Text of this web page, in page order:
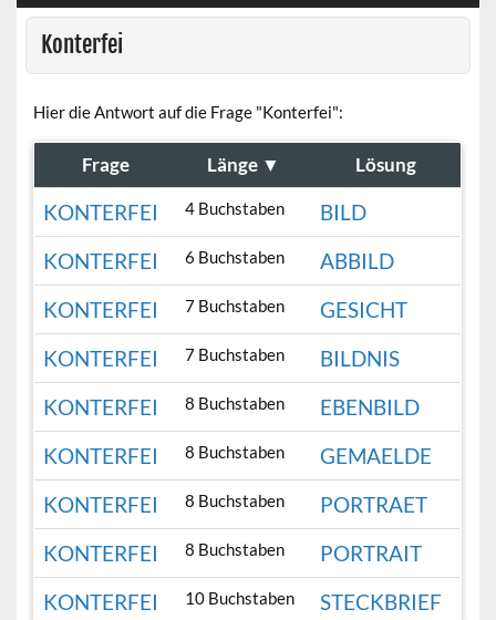
Konterfei
Hier die Antwort auf die Frage "Konterfei":
Frage Länge ▼ Lösung
KONTERFEI 4 Buchstaben
BILD
KONTERFEI
6 Buchstaben
ABBILD
KONTERFEI
7 Buchstaben
GESICHT
KONTERFEI
7 Buchstaben
BILDNIS
KONTERFEI
8 Buchstaben
EBENBILD
KONTERFEI
8 Buchstaben
GEMAELDE
KONTERFEI
8 Buchstaben
PORTRAET
KONTERFEI
8 Buchstaben
PORTRAIT
KONTERFEI
10 Buchstaben STECKBRIEF